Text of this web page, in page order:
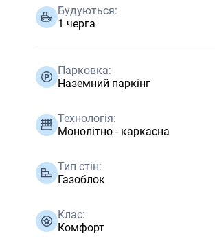
Будуються:
1 черга
Парковка:
Наземний паркінг
Технологія:
Монолітно - каркасна
Тип стін:
Газоблок
Клас:
Комфорт